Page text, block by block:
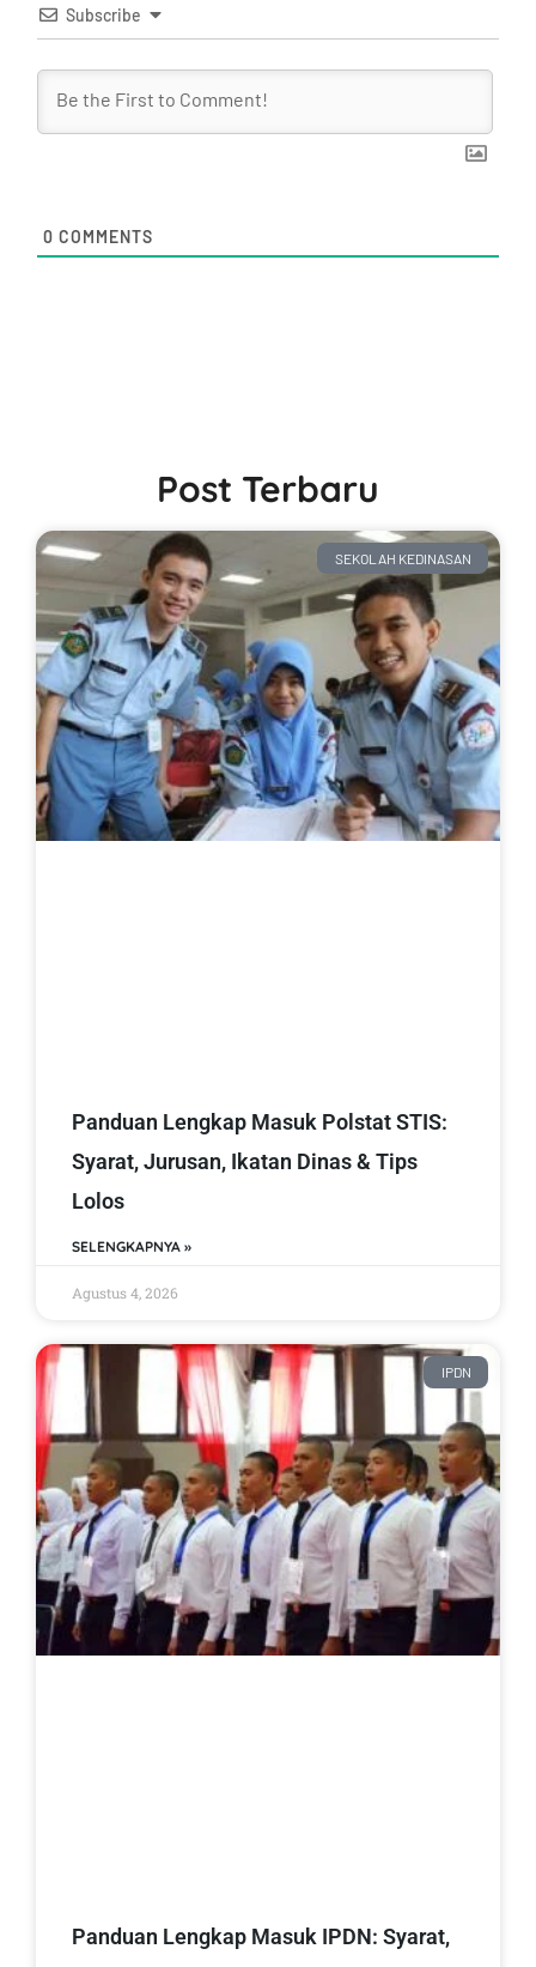
Subscribe
0 COMMENTS
Post Terbaru
SEKOLAH KEDINASAN
Panduan Lengkap Masuk Polstat STIS:
Syarat, Jurusan, Ikatan Dinas & Tips
Lolos
SELENGKAPNYA »
Agustus 4, 2026
IPDN
Panduan Lengkap Masuk IPDN: Syarat,